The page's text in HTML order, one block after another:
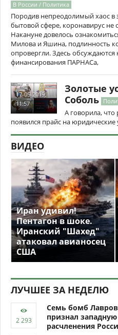
В России / Политика
Породив непреодолимый хаос в
бытовой сфере, коронавирус
Накануне довелось
Милова и Яшина, подлинность
опровергли. Здесь
финансирования ПАРНАСа,
17-05-2019,
11:57
Золотые
Соболь
А говорила, что
появился прайс на
ВИДЕО
Иран удивил!
Пентагон в шоке.
Иранский "Шахед"
атаковал авианосец
США
ЛУЧШЕЕ ЗА НЕДЕЛЮ
Семь бомб
признал западную
расчленения